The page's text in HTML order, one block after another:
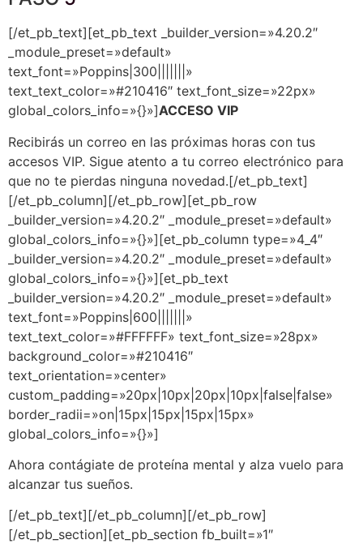
[/et_pb_text][et_pb_text _builder_version=»4.20.2″
_module_preset=»default»
text_font=»Poppins|300|||||||»
text_text_color=»#210416″ text_font_size=»22px»
global_colors_info=»{}»]ACCESO VIP
Recibirás un correo en las próximas horas con tus
accesos VIP. Sigue atento a tu correo electrónico para
que no te pierdas ninguna novedad.[/et_pb_text]
[/et_pb_column][/et_pb_row][et_pb_row
_builder_version=»4.20.2″ _module_preset=»default»
global_colors_info=»{}»][et_pb_column type=»4_4″
_builder_version=»4.20.2″ _module_preset=»default»
global_colors_info=»{}»][et_pb_text
_builder_version=»4.20.2″ _module_preset=»default»
text_font=»Poppins|600|||||||»
text_text_color=»#FFFFFF» text_font_size=»28px»
background_color=»#210416″
text_orientation=»center»
custom_padding=»20px|10px|20px|10px|false|false»
border_radii=»on|15px|15px|15px|15px»
global_colors_info=»{}»]
Ahora contágiate de proteína mental y alza vuelo para
alcanzar tus sueños.
[/et_pb_text][/et_pb_column][/et_pb_row]
[/et_pb_section][et_pb_section fb_built=»1″